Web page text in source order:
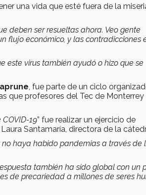
una vida que esté fuera de la
deben ser resueltas ahora. Veo gente
flujo económico, y las contradicciones
este virus también ayudó o hizo que se
, fue parte de un ciclo
que profesores del Tec de Monterrey
19” fue realizar un ejercicio de
Santamaría, directora de la
haya habido pandemias a través de
también ha sido global con un
de precariedad a millones de seres